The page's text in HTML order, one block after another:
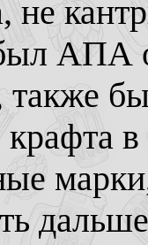
не
АПА
крафта